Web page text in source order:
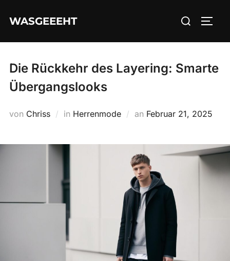
InhaltWASGEEEHT
Suchen
Die Rückkehr des Layering: Smarte
Übergangslooks
von Chriss in Herrenmode an Veröffentlicht
Februar 21, 2025